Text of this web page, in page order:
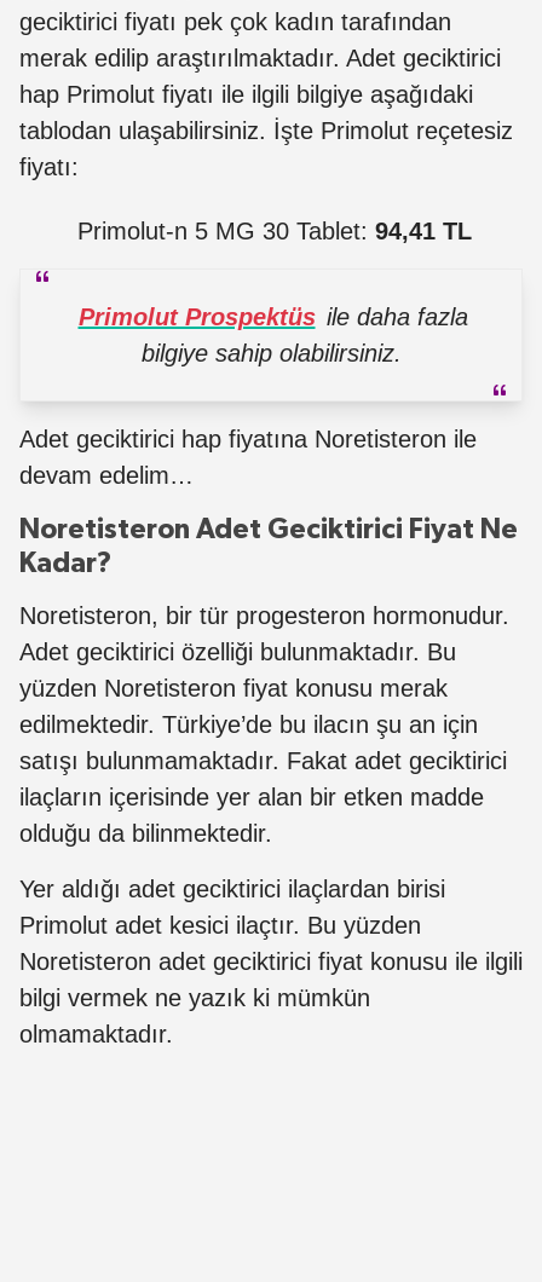
geciktirici fiyatı pek çok kadın tarafından
merak edilip araştırılmaktadır. Adet geciktirici
hap Primolut fiyatı ile ilgili bilgiye aşağıdaki
tablodan ulaşabilirsiniz. İşte Primolut reçetesiz
fiyatı:
Primolut-n 5 MG 30 Tablet: 94,41 TL
Primolut Prospektüs ile daha fazla
bilgiye sahip olabilirsiniz.
Adet geciktirici hap fiyatına Noretisteron ile
devam edelim…
Noretisteron Adet Geciktirici Fiyat Ne
Kadar?
Noretisteron, bir tür progesteron hormonudur.
Adet geciktirici özelliği bulunmaktadır. Bu
yüzden Noretisteron fiyat konusu merak
edilmektedir. Türkiye’de bu ilacın şu an için
satışı bulunmamaktadır. Fakat adet geciktirici
ilaçların içerisinde yer alan bir etken madde
olduğu da bilinmektedir.
Yer aldığı adet geciktirici ilaçlardan birisi
Primolut adet kesici ilaçtır. Bu yüzden
Noretisteron adet geciktirici fiyat konusu ile ilgili
bilgi vermek ne yazık ki mümkün
olmamaktadır.